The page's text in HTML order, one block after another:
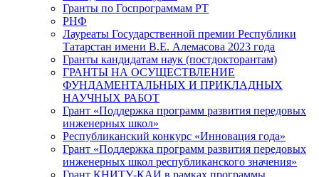
Гранты по Госпрограммам РТ
РНФ
Лауреаты Государственной премии Республики
Татарстан имени В.Е. Алемасова 2023 года
Гранты кандидатам наук (постдокторантам)
ГРАНТЫ НА ОСУЩЕСТВЛЕНИЕ
ФУНДАМЕНТАЛЬНЫХ И ПРИКЛАДНЫХ
НАУЧНЫХ РАБОТ
Грант «Поддержка программ развития передовых
инженерных школ»
Республиканский конкурс «Инновация года»
Грант «Поддержка программ развития передовых
инженерных школ республиканского значения»
Грант КНИТУ-КАИ в рамках программы